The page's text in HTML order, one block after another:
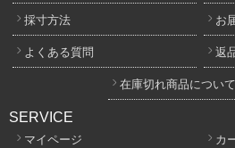
採寸方法 お
よくある質問 返
在庫切れ商品について
SERVICE
マイページ カ